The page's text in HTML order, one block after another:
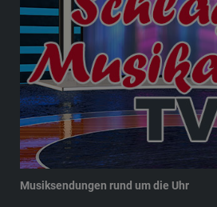
Musiksendungen rund um die Uhr